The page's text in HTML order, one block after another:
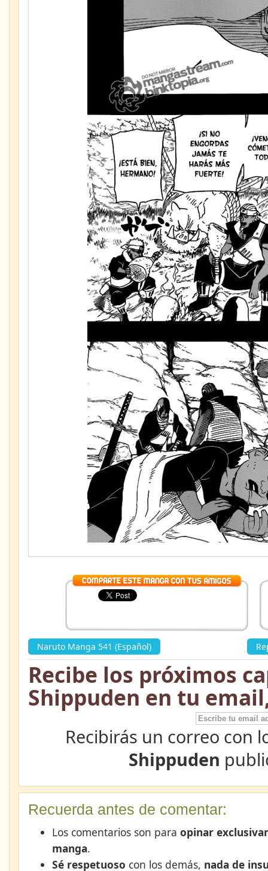
Naruto Manga 541 (Español)
Recibe los próximos
Shippuden en tu
Recibirás un correo con
Shippuden
Recuerda antes de comentar:
Los comentarios son para opinar
manga.
Sé respetuoso con los demás, nada de